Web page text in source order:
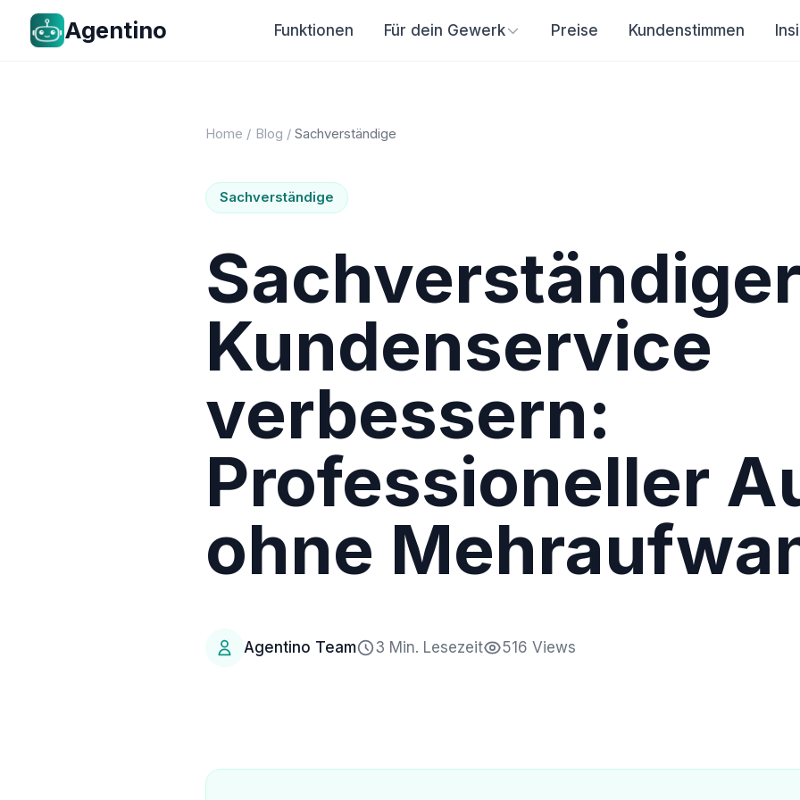
Agentino Funktionen Für dein Gewerk Preise Kundenstimmen
Home / Blog / Sachverständige
Sachverständige
Sachverständiger
Kundenservice
verbessern:
Professioneller
ohne
Agentino Team 3 Min. Lesezeit 516 Views